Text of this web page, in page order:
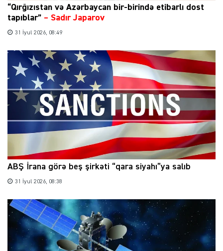
“Qırğızıstan və Azərbaycan bir-birində etibarlı dost
tapıblar” – Sadır Japarov
31 İyul 2026, 08:49
ABŞ İrana görə beş şirkəti “qara siyahı”ya salıb
31 İyul 2026, 08:38